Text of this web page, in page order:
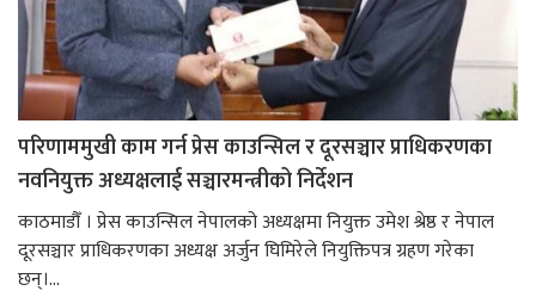
परिणाममुखी काम गर्न प्रेस काउन्सिल र दूरसञ्चार प्राधिकरणका
नवनियुक्त अध्यक्षलाई सञ्चारमन्त्रीको निर्देशन
काठमाडौँ । प्रेस काउन्सिल नेपालको अध्यक्षमा नियुक्त उमेश श्रेष्ठ र नेपाल
दूरसञ्चार प्राधिकरणका अध्यक्ष अर्जुन घिमिरेले नियुक्तिपत्र ग्रहण गरेका
छन्।...